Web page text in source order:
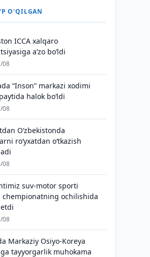
O'QILGAN
ICCA xalqaro
aʼzo bo‘ldi
08
“Inson” markazi xodimi
halok bo‘ldi
08
O‘zbekistonda
ro‘yxatdan o‘tkazish
08
suv-motor sporti
chempionatning ochilishida
08
Markaziy Osiyo-Koreya
tayyorgarlik muhokama